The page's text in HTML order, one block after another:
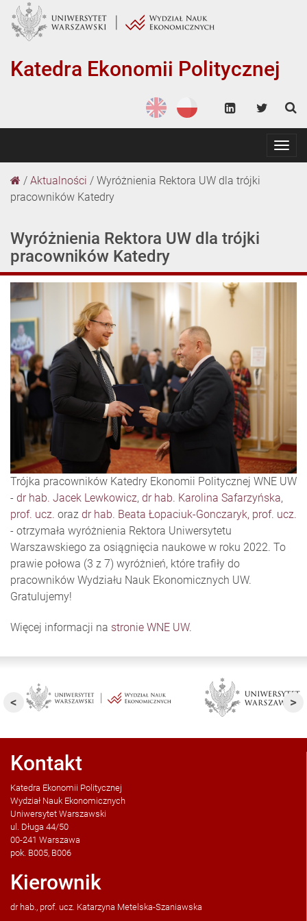
Katedra Ekonomii Politycznej
/ Aktualności / Wyróżnienia Rektora UW dla trójki
pracowników Katedry
Wyróżnienia Rektora UW dla trójki
pracowników Katedry
Trójka pracowników Katedry Ekonomii Politycznej WNE UW
- dr hab. Jacek Lewkowicz, dr hab. Karolina Safarzyńska,
prof. ucz. oraz dr hab. Beata Łopaciuk-Gonczaryk, prof. ucz.
- otrzymała wyróżnienia Rektora Uniwersytetu
Warszawskiego za osiągnięcia naukowe w roku 2022. To
prawie połowa (3 z 7) wyróżnień, które trafiły do
pracowników Wydziału Nauk Ekonomicznych UW.
Gratulujemy!
Więcej informacji na stronie WNE UW.
Kontakt
Katedra Ekonomii Politycznej
Wydział Nauk Ekonomicznych
Uniwersytet Warszawski
ul. Długa 44/50
00-241 Warszawa
pok. B005, B006
Kierownik
dr hab., prof. ucz. Katarzyna Metelska-Szaniawska